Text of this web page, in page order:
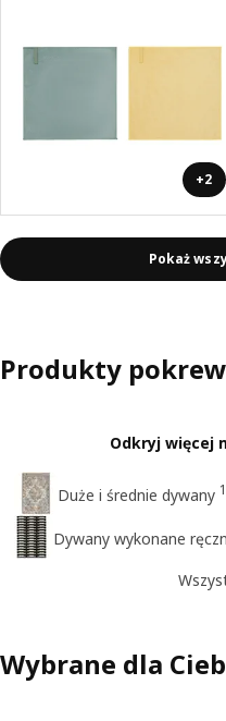
+2
Pokaż
Produkty
Odkryj więcej
Duże i średnie dywany
Dywany wykonane
Wybrane dla